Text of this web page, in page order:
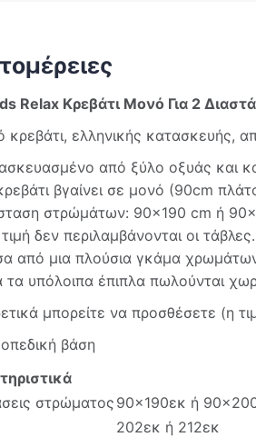
Relax Κρεβάτι Μονό Για 2
κρεβάτι, ελληνικής κατασκευής,
από ξύλο οξυάς και
βγαίνει σε μονό (90cm
στρώμάτων: 90×190 cm ή
δεν περιλαμβάνονται οι τάβλες.
από μια πλούσια γκάμα
υπόλοιπα έπιπλα πωλούνται
μπορείτε να προσθέσετε (η
βάση
στρώματος 90×190εκ ή
202εκ ή 212εκ